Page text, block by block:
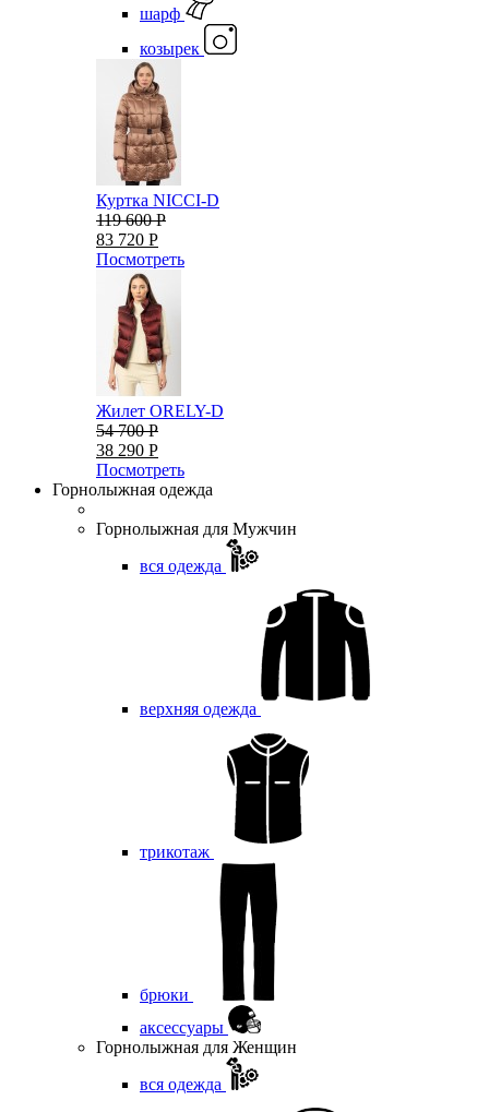
шарф
козырек
Куртка NICCI-D
119 600 Р
83 720 Р
Посмотреть
Жилет ORELY-D
54 700 Р
38 290 Р
Посмотреть
Горнолыжная одежда
Горнолыжная для Мужчин
вся одежда
верхняя одежда
трикотаж
брюки
аксессуары
Горнолыжная для Женщин
вся одежда